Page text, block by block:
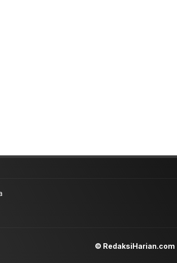
© RedaksiHarian.com